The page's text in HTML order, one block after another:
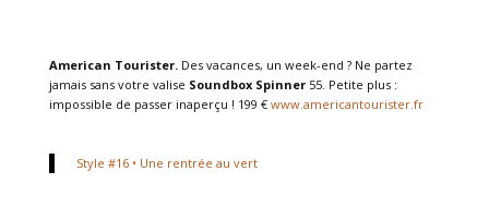
American Tourister.Des vacances, un week-end ? Ne partez
jamais sans votre valise Soundbox Spinner55. Petite plus :
impossible de passer inaperçu ! 199 € www.americantourister.fr
Style #16 • Une rentrée au vert